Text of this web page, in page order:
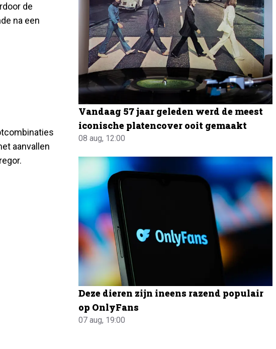
de
na een
aanvallen
Vandaag 57 jaar geleden werd de meest
iconische platencover ooit gemaakt
08 aug, 12:00
Deze dieren zijn ineens razend populair
op OnlyFans
07 aug, 19:00